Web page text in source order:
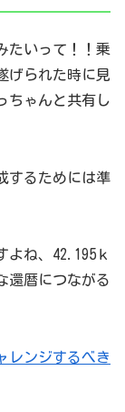
たいって！！乗
げられた時に見
ちゃんと共有し
するためには準
よね、42.195ｋ
還暦につながる
レンジするべき